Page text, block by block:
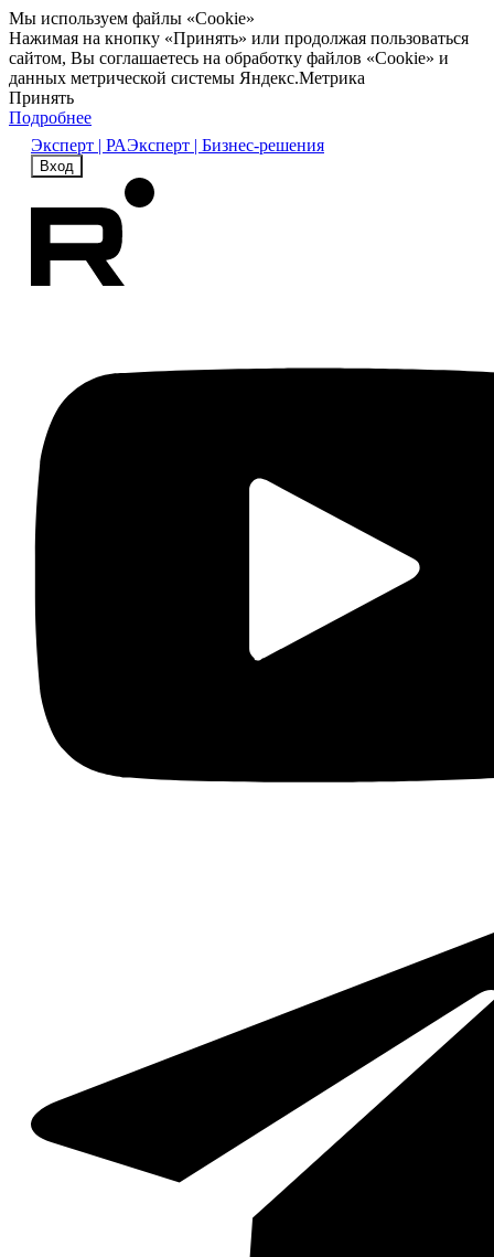
Мы используем файлы «Cookie»
Нажимая на кнопку «Принять» или продолжая пользоваться
сайтом, Вы соглашаетесь на обработку файлов «Cookie» и
данных метрической системы Яндекс.Метрика
Принять
Подробнее
Эксперт | РАЭксперт | Бизнес-решения
Вход